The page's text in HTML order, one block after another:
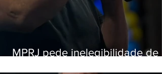
MPRJ pede inelegibilidade de